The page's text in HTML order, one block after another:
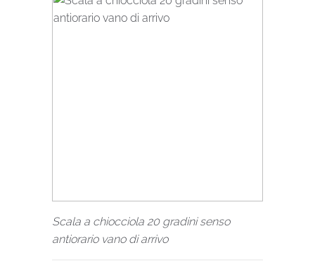
Scala a chiocciola 20 gradini senso
antiorario vano di arrivo